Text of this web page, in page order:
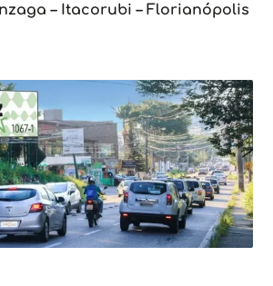
– Itacorubi – Florianópolis